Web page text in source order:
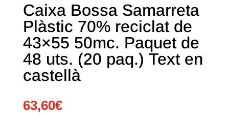
Caixa Bossa Samarreta
Plàstic 70% reciclat de
43×55 50mc. Paquet de
48 uts. (20 paq.) Text en
castellà
63,60€